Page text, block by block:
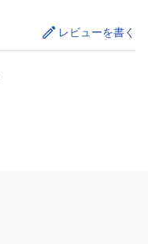
レビューを書く